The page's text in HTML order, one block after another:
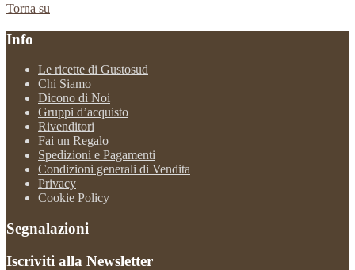
Torna su
Info
Le ricette di Gustosud
Chi Siamo
Dicono di Noi
Gruppi d’acquisto
Rivenditori
Fai un Regalo
Spedizioni e Pagamenti
Condizioni generali di Vendita
Privacy
Cookie Policy
Segnalazioni
Iscriviti alla Newsletter